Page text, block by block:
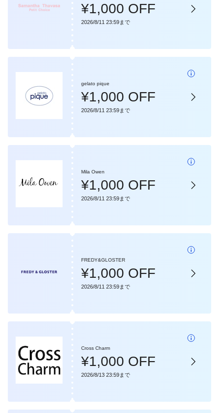
¥1,000 OFF
2026/8/11 23:59まで
gelato pique
¥1,000 OFF
2026/8/11 23:59まで
Mila Owen
¥1,000 OFF
2026/8/11 23:59まで
FREDY&GLOSTER
¥1,000 OFF
2026/8/11 23:59まで
Cross Charm
¥1,000 OFF
2026/8/13 23:59まで